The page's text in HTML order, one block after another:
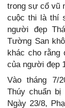
trong sự cổ vũ
cuộc thi là thí
người đẹp
Tường San
khác cho
của người đẹp
Vào tháng 7/
Thúy chuẩn
Ngày 23/8,